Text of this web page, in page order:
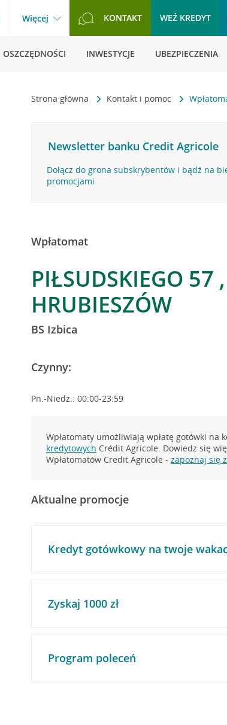
Więcej KONTAKT WEŹ KREDYT
OSZCZĘDNOŚCI INWESTYCJE UBEZPIECZENIA
Strona główna Kontakt i pomoc
Newsletter banku Credit Agricole
Dołącz do grona subskrybentów i bądź na
promocjami
Wpłatomat
PIŁSUDSKIEGO 57 ,
HRUBIESZÓW
BS Izbica
Czynny:
Pn.-Niedz.: 00:00-23:59
Wpłatomaty umożliwiają wpłatę gotówki na
kredytowych Crédit Agricole. Dowiedz się
Wpłatomatów Credit Agricole -zapoznaj się
Aktualne promocje
Kredyt gotówkowy na twoje
Zyskaj 1000 zł
Program poleceń